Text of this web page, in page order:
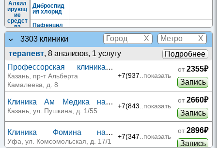
Алкил
ирующ
ие
средст
ва
Диброспид
ия хлорид
Пафенцил
Аналог
азотис
того
иприта
Ифосфами
д
Вескомид Холоксан
Циклофос
фамид
Аналог
и
дина
Цитарабин
иклин
родств
ения
ин
Митоксантр
Онкотрон
Эпирубицин
Эпирубицин-
Келун-Казфарм
Эпирубицин-Рус
|Фарморубицин
быстрорастворимый
Веро-Эпирубицин
3303 клиники X
X
терапевт, 8 анализов, 1 услугу
Подробнее
Профессорская клиника
на проспекте Альберта
Камалеева
Казань, пр-т Альберта
Камалеева, д. 8
+7(937..показать
от 2355₽
Запись
Клиника Ам Медика на
Пушкина
Казань, ул. Пушкина, д. 1/55
+7(843..показать
от 2660₽
Запись
Клиника Фомина на
Комсомольской
Уфа, ул. Комсомольская, д. 17/1
+7(347..показать
от 2896₽
Запись